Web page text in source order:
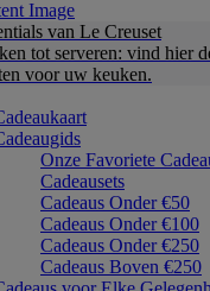
van Le Creuset
tot serveren: vind hier
voor uw keuken.
Onze Favoriete
Cadeausets
Cadeaus Onder €50
Cadeaus Onder €100
Cadeaus Onder €250
Cadeaus Boven €250